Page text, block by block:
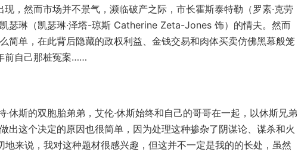
然而市场并不景气，濒临破产之际，市长霍斯泰特勒（罗素·克劳
瑟琳（凯瑟琳·泽塔-琼斯 Catherine Zeta-Jones 饰）的情夫。然而
简单，在此背后隐藏的政权利益、金钱交易和肉体买卖仿佛黑幕般笼
前自己那桩冤案……
的双胞胎弟弟，艾伦·休斯始终和自己的哥哥在一起，以休斯兄弟
出这个决定的原因也很简单，因为处理这种掺杂了阴谋论、谋杀和火
地来说，我对这种题材很感兴趣，但这并不一定是我的的长处，虽然